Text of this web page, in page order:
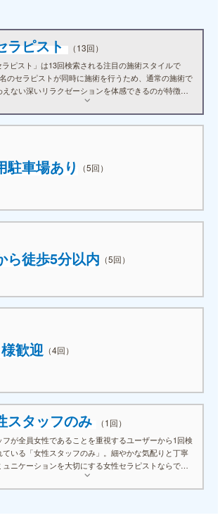
ラピスト （13回）
ラピスト」は13回検索される注目の施術スタイルで
のセラピストが同時に施術を行うため、通常の施術で
えない深いリラクゼーションを体感できるのが特徴で
ょっと贅沢に自分へのご褒美としてお試しください。
駐車場あり （5回）
ら徒歩5分以内 （5回）
歓迎 （4回）
スタッフのみ （1回）
フが全員女性であることを重視するユーザーから1回検
ている「女性スタッフのみ」。細やかな気配りと丁寧
ュニケーションを大切にする女性セラピストならでは
スタイルが、多くのリピーターを生み出しています。